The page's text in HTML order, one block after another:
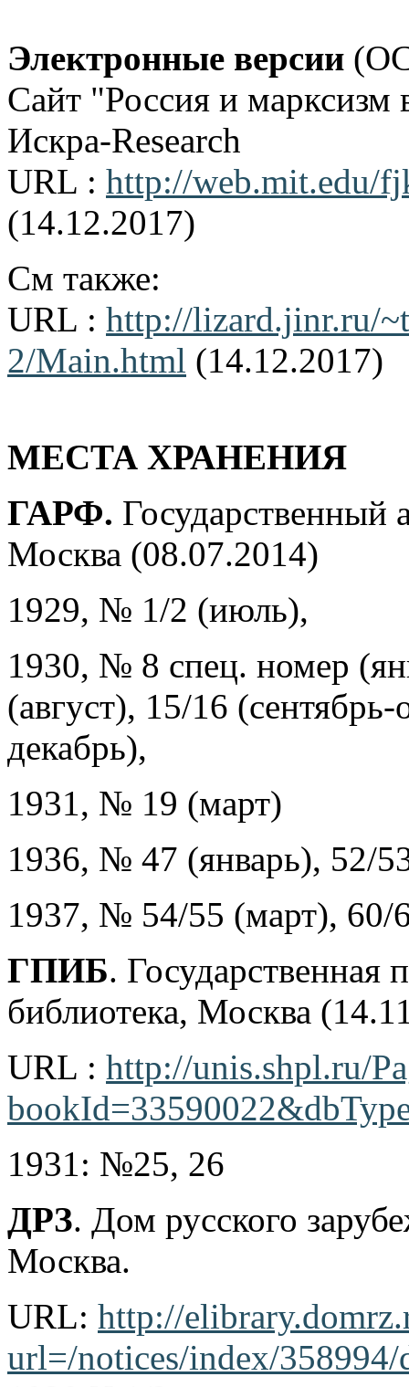
Электронные версии
Сайт "Россия и марксизм
Искра-Research
URL : http://web.mit.edu/
(14.12.2017)
См также:
URL : http://lizard.jinr.ru/
2/Main.html (14.12.2017)
МЕСТА ХРАНЕНИЯ
ГАРФ. Государственный
Москва (08.07.2014)
1929, № 1/2 (июль),
1930, № 8 спец. номер
(август), 15/16
декабрь),
1931, № 19 (март)
1936, № 47 (январь), 52/
1937, № 54/55 (март), 60/
ГПИБ. Государственная
библиотека, Москва
URL : http://unis.shpl.ru/
1931: №25, 26
ДРЗ. Дом русского
Москва.
URL: http://
url=/notices/index/358994/